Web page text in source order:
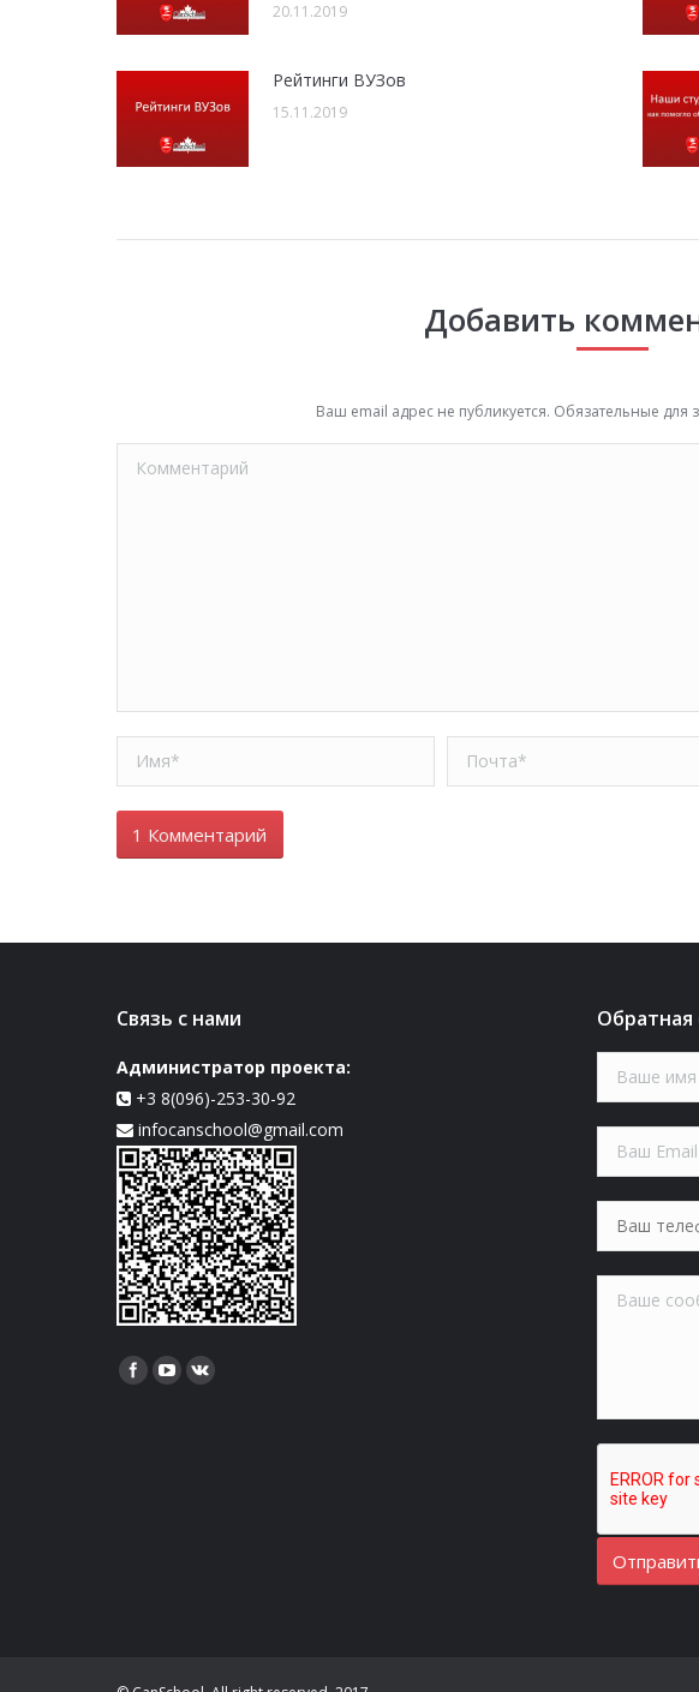
20.11.2019
Рейтинги ВУЗов
15.11.2019
Добавить
Ваш email адрес не публикуется. Обязательные
Комментарий
Имя * Почта *
1 Комментарий
Связь с нами
Администратор проекта:
+3 8(096)-253-30-92
infocanschool@gmail.com
Найдите нас:
Обратная